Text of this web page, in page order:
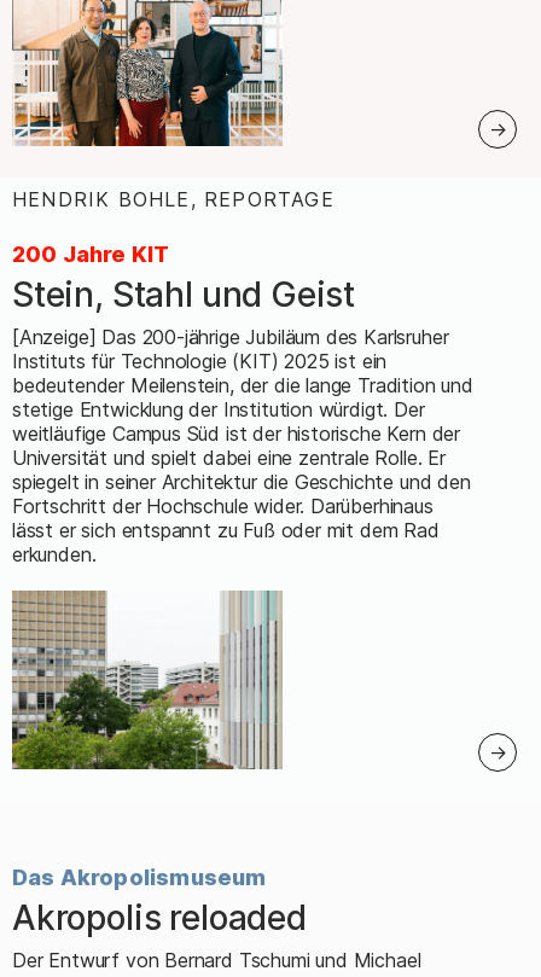
HENDRIK BOHLE, REPORTAGE
200 Jahre KIT
–
Stein, Stahl und Geist
[Anzeige] Das 200-jährige Jubiläum des Karlsruher
Instituts für Technologie (KIT) 2025 ist ein
bedeutender Meilenstein, der die lange Tradition und
stetige Entwicklung der Institution würdigt. Der
weitläufige Campus Süd ist der historische Kern der
Universität und spielt dabei eine zentrale Rolle. Er
spiegelt in seiner Architektur die Geschichte und den
Fortschritt der Hochschule wider. Darüberhinaus
lässt er sich entspannt zu Fuß oder mit dem Rad
erkunden.
Das Akropolismuseum
–
Akropolis reloaded
Der Entwurf von Bernard Tschumi und Michael